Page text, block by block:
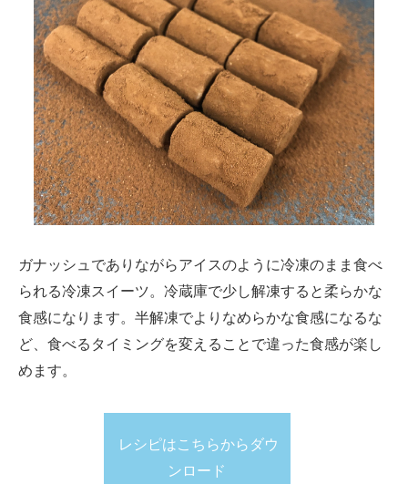
ガナッシュでありながらアイスのように冷凍のまま食べ
られる冷凍スイーツ。冷蔵庫で少し解凍すると柔らかな
食感になります。半解凍でよりなめらかな食感になるな
ど、食べるタイミングを変えることで違った食感が楽し
めます。
レシピはこちらからダウ
ンロード